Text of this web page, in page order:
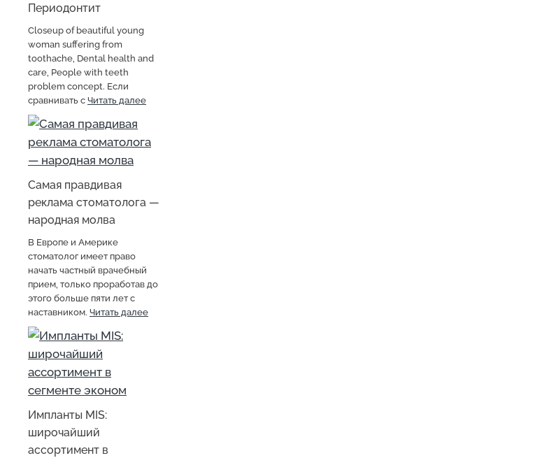
Периодонтит
Closeup of beautiful young
woman suffering from
toothache, Dental health and
care, People with teeth
problem concept. Если
сравнивать с Читать далее
Самая правдивая
реклама стоматолога —
народная молва
В Европе и Америке
стоматолог имеет право
начать частный врачебный
прием, только проработав до
этого больше пяти лет с
наставником. Читать далее
Импланты MIS:
широчайший
ассортимент в